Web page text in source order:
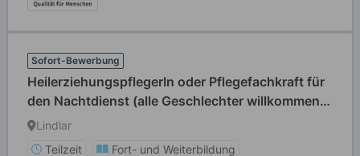
Sofort-Bewerbung
HeilerziehungspflegerIn oder Pflegefachkraft für
den Nachtdienst (alle Geschlechter willkommen)
in Teilzeit
Lindlar
Teilzeit
Fort- und Weiterbildung